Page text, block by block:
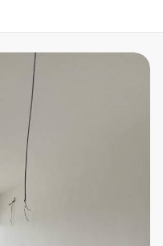
Casa RD